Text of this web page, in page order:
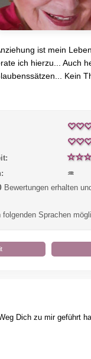
ist mein
ich hierzu... Auch
Kein
♒
Bewertungen erhalten
folgenden Sprachen
Dich zu mir geführt